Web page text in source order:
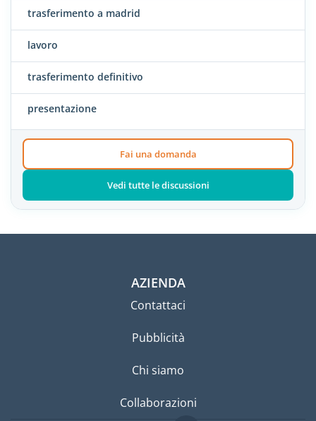
trasferimento a madrid
lavoro
trasferimento definitivo
presentazione
Fai una domanda
Vedi tutte le discussioni
AZIENDA
Contattaci
Pubblicità
Chi siamo
Collaborazioni